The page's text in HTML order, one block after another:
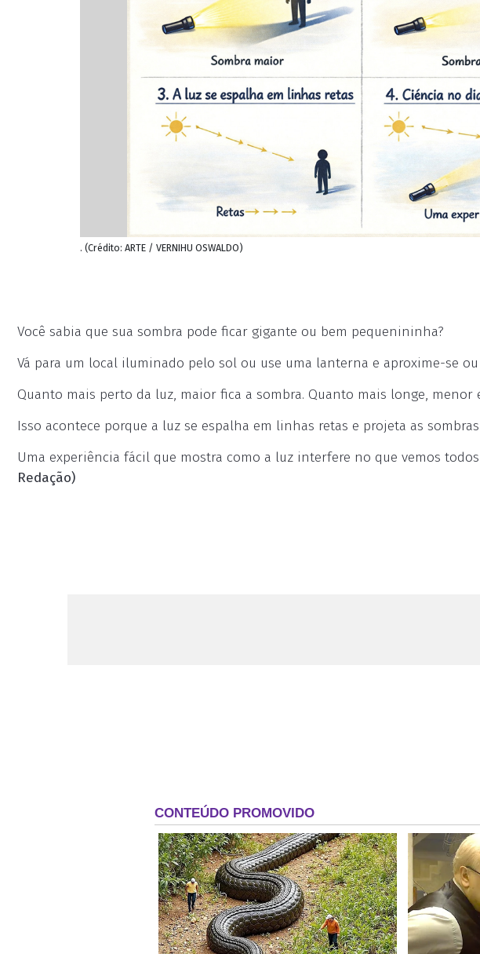
. (Crédito: ARTE / VERNIHU OSWALDO)
Você sabia que sua sombra pode ficar gigante ou bem pequenininha?
Vá para um local iluminado pelo sol ou use uma lanterna e aproxime-se
Quanto mais perto da luz, maior fica a sombra. Quanto mais longe, menor
Isso acontece porque a luz se espalha em linhas retas e projeta as
Uma experiência fácil que mostra como a luz interfere no que vemos
Redação)